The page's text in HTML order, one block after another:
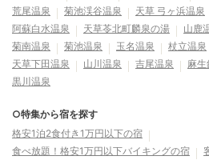
荒尾温泉
菊池渓谷温泉 天草 弓ヶ浜温泉
阿蘇白水温泉
天草苓北町麟泉の湯 山鹿
菊南温泉
菊池温泉 玉名温泉 杖立温泉
天草下田温泉
山川温泉 吉尾温泉
麻生
黒川温泉
○特集から宿を探す
格安1泊2食付き1万円以下の宿
食べ放題！格安1万円以下バイキングの宿